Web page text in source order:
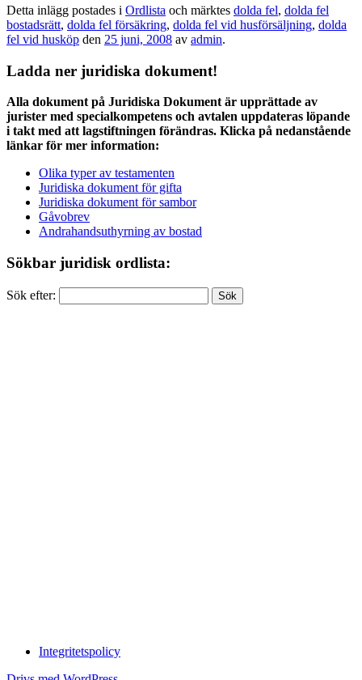
Detta inlägg postades i Ordlista och märktes dolda fel, dolda fel
bostadsrätt, dolda fel försäkring, dolda fel vid husförsäljning, dolda
fel vid husköp den 25 juni, 2008 av admin.
Ladda ner juridiska dokument!
Alla dokument på Juridiska Dokument är upprättade av
jurister med specialkompetens och avtalen uppdateras löpande
i takt med att lagstiftningen förändras. Klicka på nedanstående
länkar för mer information:
Olika typer av testamenten
Juridiska dokument för gifta
Juridiska dokument för sambor
Gåvobrev
Andrahandsuthyrning av bostad
Sökbar juridisk ordlista:
Sök efter:
Integritetspolicy